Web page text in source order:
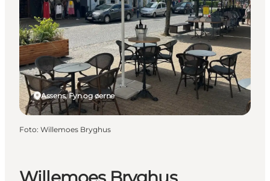
Overnatning
Book lokale oplevelser
Assens, Fyn og øerne
Foto: Willemoes Bryghus